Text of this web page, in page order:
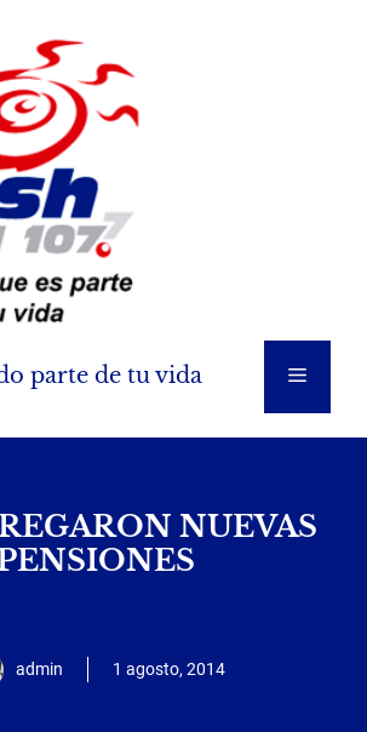
parte de tu vida Menú
NUEVAS
admin 1 agosto, 2014